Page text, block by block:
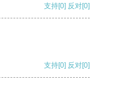
支持[0] 反对[0]
支持[0] 反对[0]